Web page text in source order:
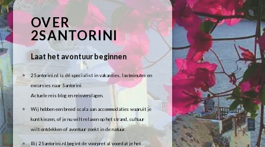
OVER
2SANTORINI
Laat het avontuur beginnen
2Santorini.nl is dé specialist in vakanties, lastminutes en
excursies naar Santorini
Actuele reis blog en reisverslagen.
Wij hebben een breed scala aan accommodaties waaruit je
kunt kiezen, of je nu wilt relaxen op het strand, cultuur
wilt ontdekken of avontuur zoekt in de natuur.
Bij 2Santorini.nl begint de voorpret al voordat je het